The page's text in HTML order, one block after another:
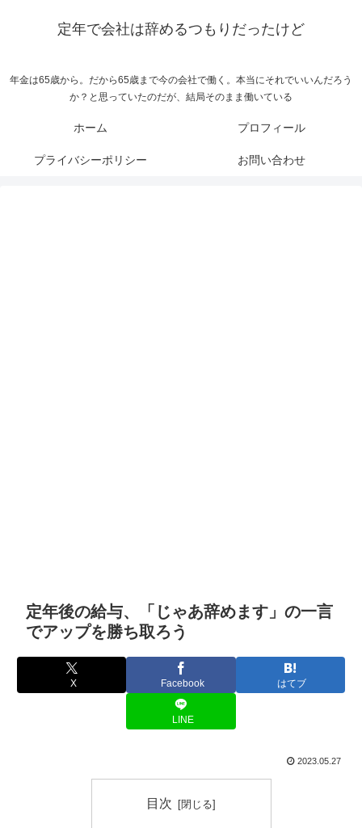
定年で会社は辞めるつもりだったけど
年金は65歳から。だから65歳まで今の会社で働く。本当にそれでいいんだろう
か？と思っていたのだが、結局そのまま働いている
ホーム プロフィール
プライバシーポリシー お問い合わせ
定年後の給与、「じゃあ辞めます」の一言
でアップを勝ち取ろう
X Facebook はてブ
LINE
2023.05.27
目次